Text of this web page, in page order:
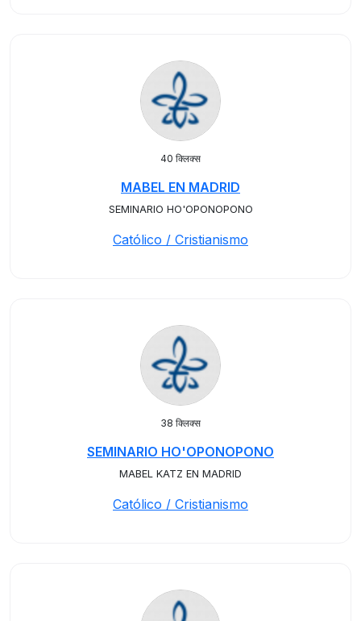
40 क्लिक्स
MABEL EN MADRID
SEMINARIO HO'OPONOPONO
Católico / Cristianismo
38 क्लिक्स
SEMINARIO HO'OPONOPONO
MABEL KATZ EN MADRID
Católico / Cristianismo